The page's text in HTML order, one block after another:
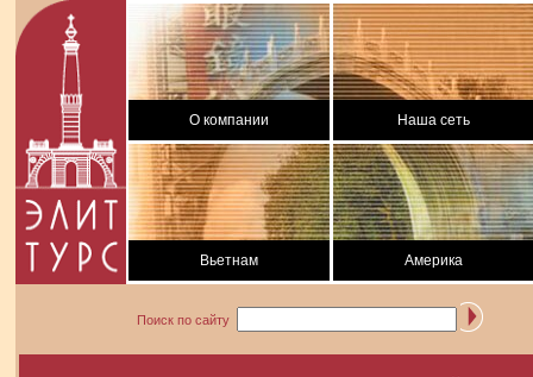
О компании Наша сеть
Вьетнам Америка
Поиск по сайту